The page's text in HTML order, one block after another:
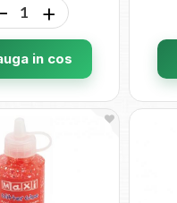
- +
in cos